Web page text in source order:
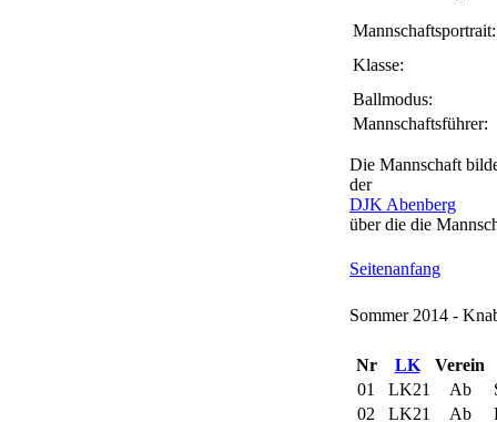
Mannschaftsportrait:
Klasse:
Ballmodus:
Mannschaftsführer:
Die Mannschaft
der
DJK Abenberg
über die die
Seitenanfang
Sommer 2014 -
Nr LK
Verein
01
LK21 Ab
02
LK21 Ab